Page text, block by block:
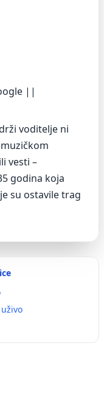
||
voditelje ni
vesti –
godina koja
su ostavile trag